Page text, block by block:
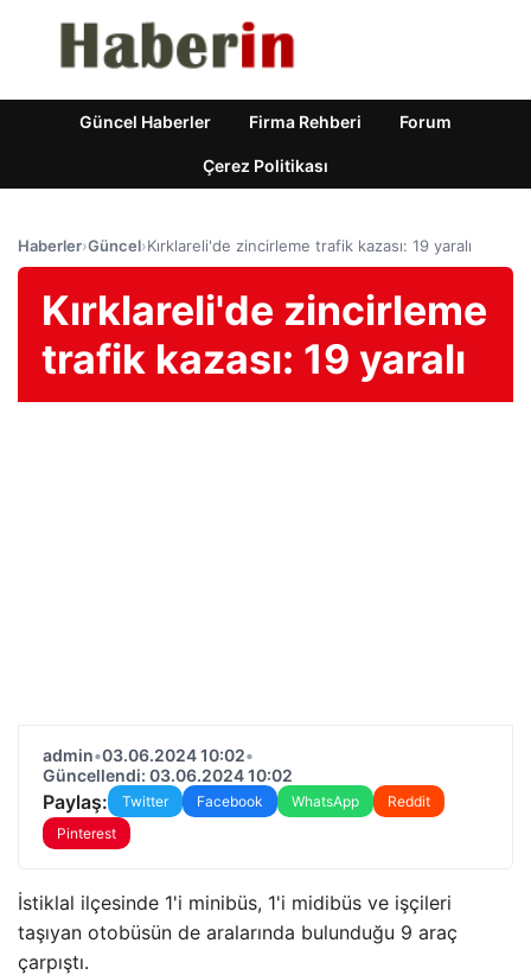
Güncel Haberler Firma Rehberi Forum
Çerez Politikası
Haberler›Güncel›Kırklareli'de zincirleme trafik kazası: 19 yaralı
Kırklareli'de zincirleme
trafik kazası: 19 yaralı
admin•03.06.2024 10:02•
Güncellendi: 03.06.2024 10:02
Paylaş: Twitter Facebook WhatsApp
Reddit
Pinterest
İstiklal ilçesinde 1'i minibüs, 1'i midibüs ve işçileri
taşıyan otobüsün de aralarında bulunduğu 9 araç
çarpıştı.